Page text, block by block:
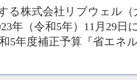
る株式会社リブウェル
年（令和5年）11月29日
5年度補正予算『省エネ